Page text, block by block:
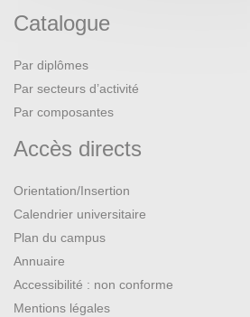
Catalogue
Par diplômes
Par secteurs d’activité
Par composantes
Accès directs
Orientation/Insertion
Calendrier universitaire
Plan du campus
Annuaire
Accessibilité : non conforme
Mentions légales